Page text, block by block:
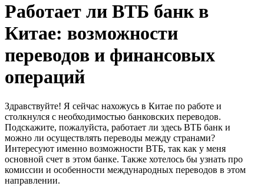
Работает ли ВТБ банк в
Китае: возможности
переводов и финансовых
операций
Здравствуйте! Я сейчас нахожусь в Китае по работе и
столкнулся с необходимостью банковских переводов.
Подскажите, пожалуйста, работает ли здесь ВТБ банк и
можно ли осуществлять переводы между странами?
Интересуют именно возможности ВТБ, так как у меня
основной счет в этом банке. Также хотелось бы узнать про
комиссии и особенности международных переводов в этом
направлении.